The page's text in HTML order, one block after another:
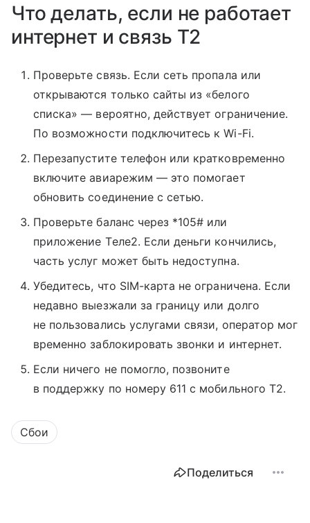
Что делать, если не работает
интернет и связь T2
Проверьте связь. Если сеть пропала или
открываются только сайты из «белого
списка» — вероятно, действует ограничение.
По возможности подключитесь к Wi-Fi.
Перезапустите телефон или кратковременно
включите авиарежим — это помогает
обновить соединение с сетью.
Проверьте баланс через *105# или
приложение Tеле2. Если деньги кончились,
часть услуг может быть недоступна.
Убедитесь, что SIM-карта не ограничена. Если
недавно выезжали за границу или долго
не пользовались услугами связи, оператор мог
временно заблокировать звонки и интернет.
Если ничего не помогло, позвоните
в поддержку по номеру 611 с мобильного T2.
Сбои
Поделиться